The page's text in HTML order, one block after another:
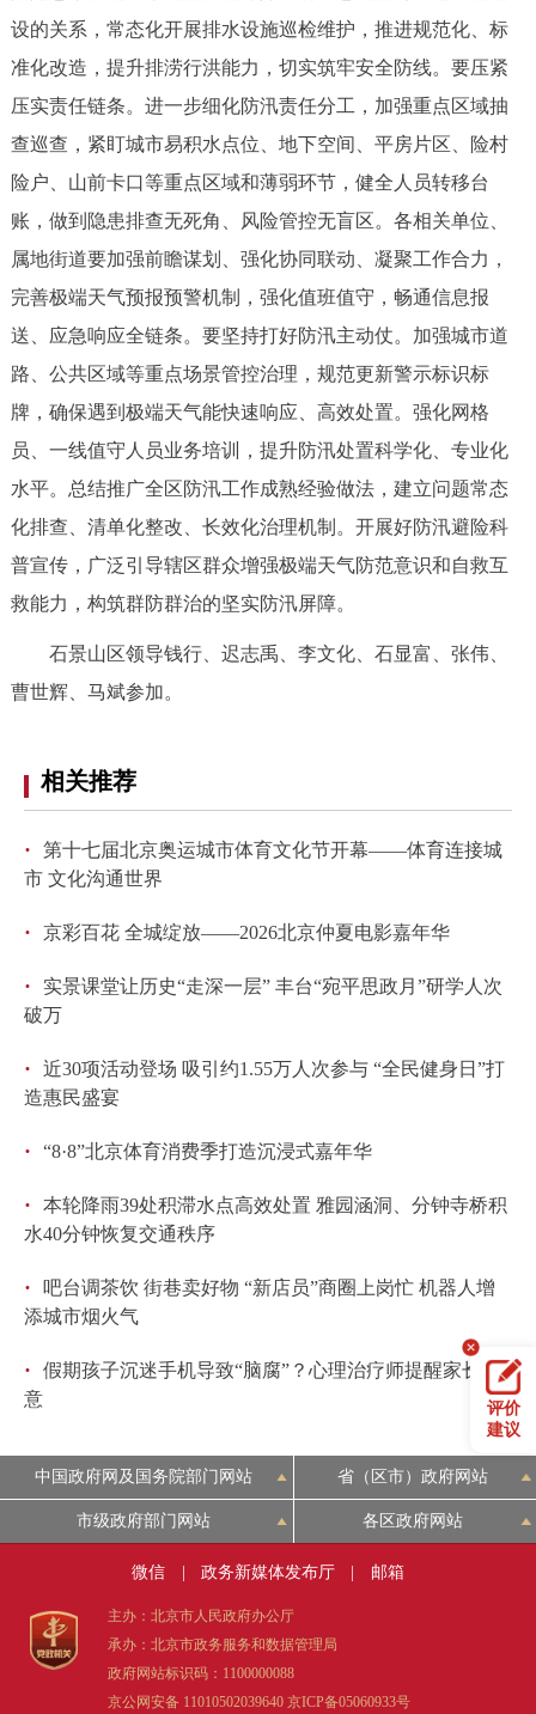
参与调查 在线访谈 图说互动
走进北京
北京概况 十六区概览 人文北京
绿色北京 图说北京 视频北京
多语种
ENGLISH 한국어 日本語
DEUTSCH FRANÇAIS РУССКИЙ ЯЗЫК
设的关系，常态化开展排水设施巡检维护，推进规范化、标
准化改造，提升排涝行洪能力，切实筑牢安全防线。要压紧
压实责任链条。进一步细化防汛责任分工，加强重点区域抽
查巡查，紧盯城市易积水点位、地下空间、平房片区、险村
险户、山前卡口等重点区域和薄弱环节，健全人员转移台
账，做到隐患排查无死角、风险管控无盲区。各相关单位、
属地街道要加强前瞻谋划、强化协同联动、凝聚工作合力，
完善极端天气预报预警机制，强化值班值守，畅通信息报
送、应急响应全链条。要坚持打好防汛主动仗。加强城市道
路、公共区域等重点场景管控治理，规范更新警示标识标
牌，确保遇到极端天气能快速响应、高效处置。强化网格
员、一线值守人员业务培训，提升防汛处置科学化、专业化
水平。总结推广全区防汛工作成熟经验做法，建立问题常态
化排查、清单化整改、长效化治理机制。开展好防汛避险科
普宣传，广泛引导辖区群众增强极端天气防范意识和自救互
救能力，构筑群防群治的坚实防汛屏障。
石景山区领导钱行、迟志禹、李文化、石显富、张伟、
曹世辉、马斌参加。
相关推荐
·
第十七届北京奥运城市体育文化节开幕——体育连接城
市 文化沟通世界
· 京彩百花 全城绽放——2026北京仲夏电影嘉年华
·
实景课堂让历史“走深一层” 丰台“宛平思政月”研学人次
破万
·
近30项活动登场 吸引约1.55万人次参与 “全民健身日”打
造惠民盛宴
· “8·8”北京体育消费季打造沉浸式嘉年华
·
本轮降雨39处积滞水点高效处置 雅园涵洞、分钟寺桥积
水40分钟恢复交通秩序
·
吧台调茶饮 街巷卖好物 “新店员”商圈上岗忙 机器人增
添城市烟火气
·
假期孩子沉迷手机导致“脑腐”？心理治疗师提醒家长注
意
评价
建议
中国政府网及国务院部门网站 省（区市）政府网站
市级政府部门网站 各区政府网站
微信 政务新媒体发布厅 邮箱
主办：北京市人民政府办公厅
承办：北京市政务服务和数据管理局
政府网站标识码：1100000088
京公网安备 11010502039640 京ICP备05060933号